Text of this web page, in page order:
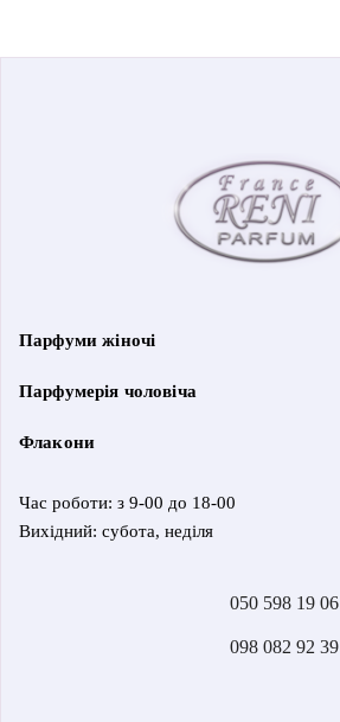
Парфуми жіночі
Парфумерія чоловіча
Флакони
Час роботи: з 9-00 до 18-00
Вихідний: субота, неділя
050 598 19 06
098 082 92 39